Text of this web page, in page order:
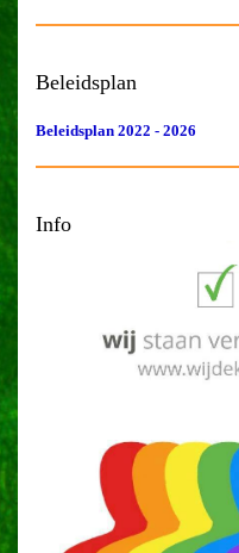
Beleidsplan
Beleidsplan 2022 - 2026
Info